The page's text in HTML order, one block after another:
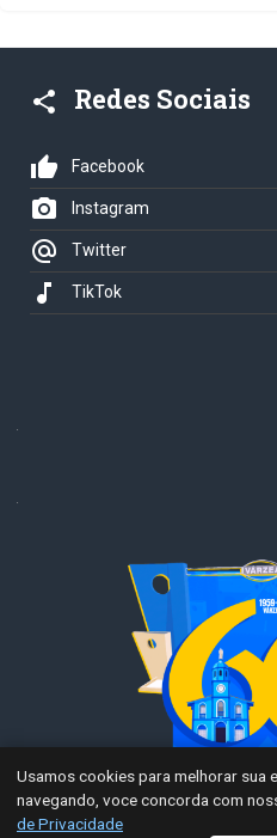
share Redes Sociais
thumb_up Facebook
photo_camera Instagram
alternate_email Twitter
music_note TikTok
Usamos cookies para melhorar sua
navegando, voce concorda com
de Privacidade